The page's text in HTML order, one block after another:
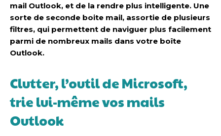
mail Outlook, et de la rendre plus intelligente. Une
sorte de seconde boite mail, assortie de plusieurs
filtres, qui permettent de naviguer plus facilement
parmi de nombreux mails dans votre boîte
Outlook.
Clutter, l’outil de Microsoft,
trie lui-même vos mails
Outlook